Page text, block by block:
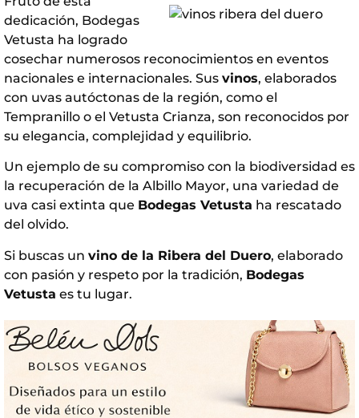
dedicación, Bodegas
Vetusta ha logrado
cosechar numerosos reconocimientos en eventos
nacionales e internacionales. Sus vinos, elaborados
con uvas autóctonas de la región, como el
Tempranillo o el Vetusta Crianza, son reconocidos por
su elegancia, complejidad y equilibrio.
Un ejemplo de su compromiso con la biodiversidad es
la recuperación de la Albillo Mayor, una variedad de
uva casi extinta que Bodegas Vetusta ha rescatado
del olvido.
Si buscas un vino de la Ribera del Duero, elaborado
con pasión y respeto por la tradición, Bodegas
Vetusta es tu lugar.